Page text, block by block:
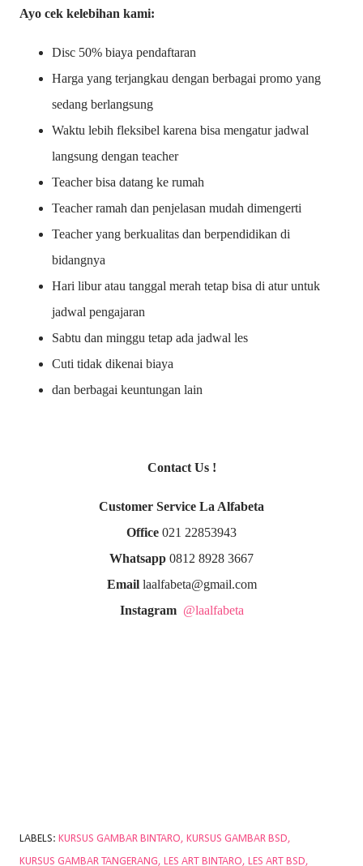
Ayo cek kelebihan kami:
Disc 50% biaya pendaftaran
Harga yang terjangkau dengan berbagai promo yang
sedang berlangsung
Waktu lebih fleksibel karena bisa mengatur jadwal
langsung dengan teacher
Teacher bisa datang ke rumah
Teacher ramah dan penjelasan mudah dimengerti
Teacher yang berkualitas dan berpendidikan di
bidangnya
Hari libur atau tanggal merah tetap bisa di atur untuk
jadwal pengajaran
Sabtu dan minggu tetap ada jadwal les
Cuti tidak dikenai biaya
dan berbagai keuntungan lain
Contact Us !
Customer Service La Alfabeta
Office 021 22853943
Whatsapp 0812 8928 3667
Emaillaalfabeta@gmail.com
Instagram @laalfabeta
LABELS: KURSUS GAMBAR BINTARO
KURSUS GAMBAR BSD
KURSUS GAMBAR TANGERANG
LES ART BINTARO LES ART BSD